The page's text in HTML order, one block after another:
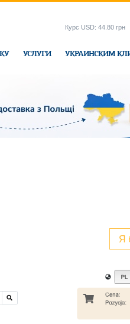
УСЛУГИ УКРАИНСКИМ
Курс USD: 44.80 грн
в офисе Ukraine-Express
Я